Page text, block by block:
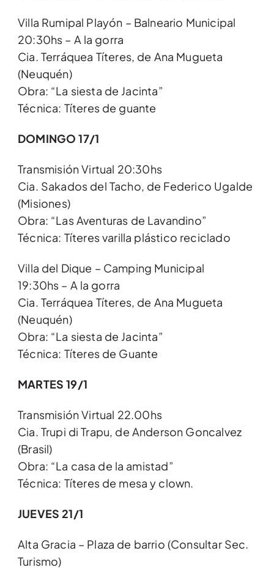
Villa Rumipal Playón – Balneario Municipal
20:30hs – A la gorra
Cia. Terráquea Títeres, de Ana Mugueta
(Neuquén)
Obra: “La siesta de Jacinta”
Técnica: Títeres de guante
DOMINGO 17/1
Transmisión Virtual 20:30hs
Cia. Sakados del Tacho, de Federico Ugalde
(Misiones)
Obra: “Las Aventuras de Lavandino”
Técnica: Títeres varilla plástico reciclado
Villa del Dique – Camping Municipal
19:30hs – A la gorra
Cia. Terráquea Títeres, de Ana Mugueta
(Neuquén)
Obra: “La siesta de Jacinta”
Técnica: Títeres de Guante
MARTES 19/1
Transmisión Virtual 22.00hs
Cia. Trupi di Trapu, de Anderson Goncalvez
(Brasil)
Obra: “La casa de la amistad”
Técnica: Títeres de mesa y clown.
JUEVES 21/1
Alta Gracia – Plaza de barrio (Consultar Sec.
Turismo)